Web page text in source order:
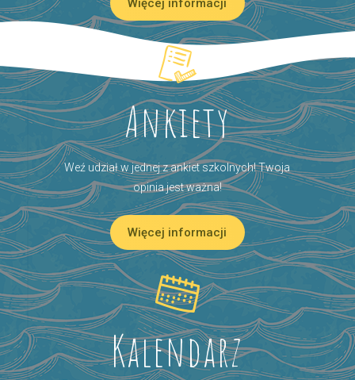
Więcej informacji
Ankiety
Weź udział w jednej z ankiet szkolnych! Twoja
opinia jest ważna!
Więcej informacji
Kalendarz